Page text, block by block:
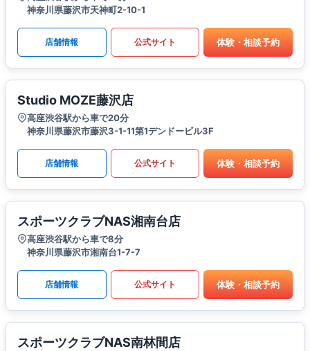
神奈川県藤沢市天神町2-10-1
店舗情報 公式サイト 体験・相談予約
Studio MOZE藤沢店
高座渋谷駅から車で20分
神奈川県藤沢市藤沢3-1-11第1デンドービル3F
店舗情報 公式サイト 体験・相談予約
スポーツクラブNAS湘南台店
高座渋谷駅から車で8分
神奈川県藤沢市湘南台1-7-7
店舗情報 公式サイト 体験・相談予約
スポーツクラブNAS南林間店